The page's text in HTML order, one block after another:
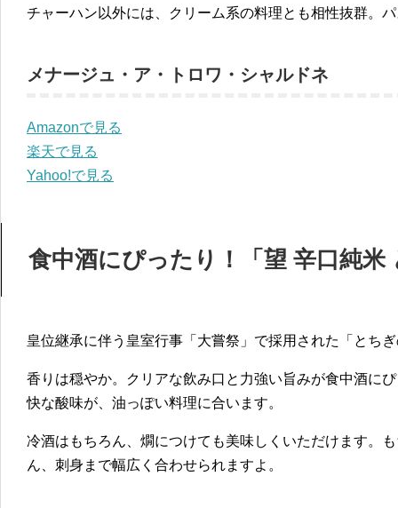
チャーハン以外には、クリーム系の料理とも相性抜群。
メナージュ・ア・トロワ・シャルドネ
Amazonで見る
楽天で見る
Yahoo!で見る
食中酒にぴったり！「望 辛口純米
皇位継承に伴う皇室行事「大嘗祭」で採用された「とち
香りは穏やか。クリアな飲み口と力強い旨みが食中酒に
快な酸味が、油っぽい料理に合います。
冷酒はもちろん、燗につけても美味しくいただけます。
ん、刺身まで幅広く合わせられますよ。